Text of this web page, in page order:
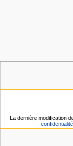
La dernière modification
confidentialité